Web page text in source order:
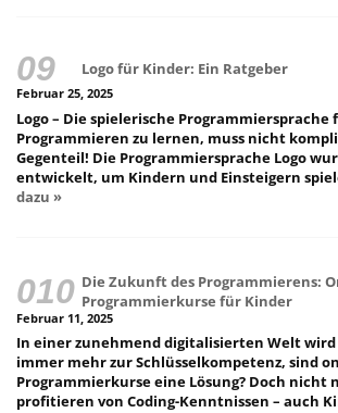
Logo für Kinder: Ein Ratgeber
Februar 25, 2025
Logo – Die spielerische Programmiersprache
Programmieren zu lernen, muss nicht
Gegenteil! Die Programmiersprache Logo
entwickelt, um Kindern und Einsteigern
dazu »
Die Zukunft des Programmierens:
Programmierkurse für Kinder
Februar 11, 2025
In einer zunehmend digitalisierten Welt
immer mehr zur Schlüsselkompetenz, sind
Programmierkurse eine Lösung? Doch nicht
profitieren von Coding-Kenntnissen – auch